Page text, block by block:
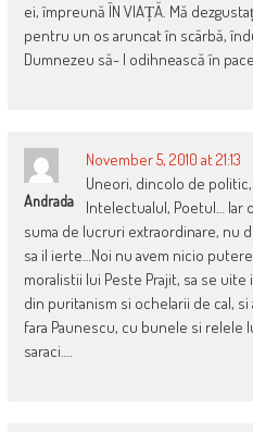
ei, împreună ÎN VIAȚĂ. Mă
pentru un os aruncat în scârbă,
Dumnezeu să- l odihnească în
Andrada
November 5, 2010 at 21:13
Uneori, dincolo de
Intelectualul, Poetul… Iar
suma de lucruri extraordinare, nu
sa il ierte…Noi nu avem nicio
moralistii lui Peste Prajit, sa se uite
din puritanism si ochelarii de cal,
fara Paunescu, cu bunele si relele
saraci….